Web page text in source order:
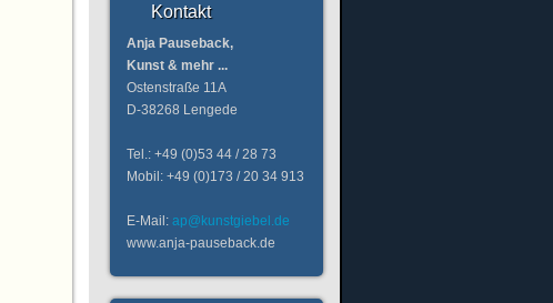
Kontakt
Anja Pauseback,
Kunst & mehr ...
Ostenstraße 11A
D-38268 Lengede
Tel.: +49 (0)53 44 / 28 73
Mobil: +49 (0)173 / 20 34 913
E-Mail:ap@kunstgiebel.de
www.anja-pauseback.de